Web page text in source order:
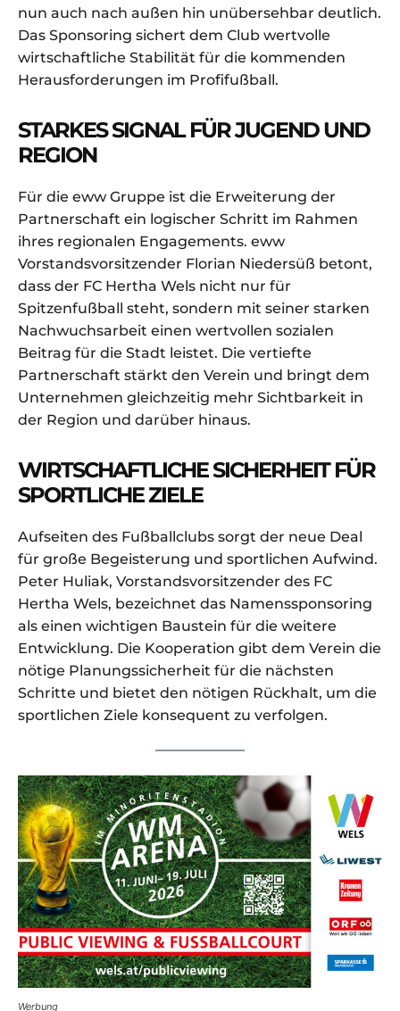
nun auch nach außen hin unübersehbar deutlich.
Das Sponsoring sichert dem Club wertvolle
wirtschaftliche Stabilität für die kommenden
Herausforderungen im Profifußball.
STARKES SIGNAL FÜR JUGEND UND
REGION
Für die eww Gruppe ist die Erweiterung der
Partnerschaft ein logischer Schritt im Rahmen
ihres regionalen Engagements. eww
Vorstandsvorsitzender Florian Niedersüß betont,
dass der FC Hertha Wels nicht nur für
Spitzenfußball steht, sondern mit seiner starken
Nachwuchsarbeit einen wertvollen sozialen
Beitrag für die Stadt leistet. Die vertiefte
Partnerschaft stärkt den Verein und bringt dem
Unternehmen gleichzeitig mehr Sichtbarkeit in
der Region und darüber hinaus.
WIRTSCHAFTLICHE SICHERHEIT FÜR
SPORTLICHE ZIELE
Aufseiten des Fußballclubs sorgt der neue Deal
für große Begeisterung und sportlichen Aufwind.
Peter Huliak, Vorstandsvorsitzender des FC
Hertha Wels, bezeichnet das Namenssponsoring
als einen wichtigen Baustein für die weitere
Entwicklung. Die Kooperation gibt dem Verein die
nötige Planungssicherheit für die nächsten
Schritte und bietet den nötigen Rückhalt, um die
sportlichen Ziele konsequent zu verfolgen.
Werbung